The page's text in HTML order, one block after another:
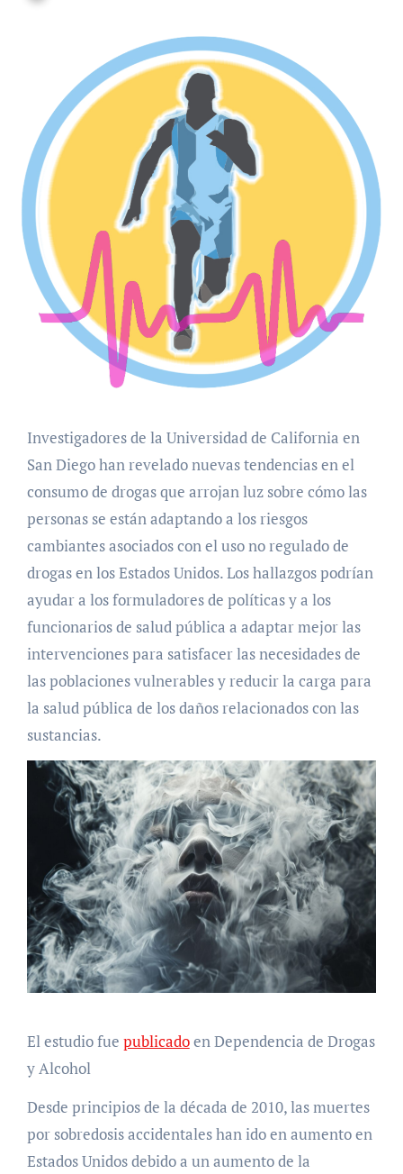
Investigadores de la Universidad de California en
San Diego han revelado nuevas tendencias en el
consumo de drogas que arrojan luz sobre cómo las
personas se están adaptando a los riesgos
cambiantes asociados con el uso no regulado de
drogas en los Estados Unidos. Los hallazgos podrían
ayudar a los formuladores de políticas y a los
funcionarios de salud pública a adaptar mejor las
intervenciones para satisfacer las necesidades de
las poblaciones vulnerables y reducir la carga para
la salud pública de los daños relacionados con las
sustancias.
El estudio fue publicadoen Dependencia de Drogas
y Alcohol
Desde principios de la década de 2010, las muertes
por sobredosis accidentales han ido en aumento en
Estados Unidos debido a un aumento de la